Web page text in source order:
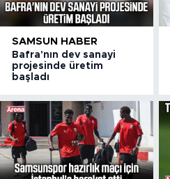
SAMSUN HABER
Bafra'nın dev sanayi
projesinde üretim
başladı